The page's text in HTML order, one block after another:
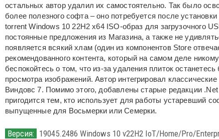
остальных автор удалил их самостоятельно. Так было
более полезного софта – оно потребуется после
torrent Windows 10 22H2 x64 ISO-образ для загрузочного
постоянные предложения из Магазина, а также не
появляется всякий хлам (один из компонентов Store
рекомендованного контента, который на самом деле
беспокойтесь о том, что из-за удаления плиток
просмотра изображений. Автор интегрировал
Виндовс 7. Помимо этого, добавлены старые редакции
пригодится тем, кто использует для работы устаревший
выпущенные для Восьмерки или Семерки.
Версия: 19045.2486 Windows 10 v22H2 IoT/Home/Pro/